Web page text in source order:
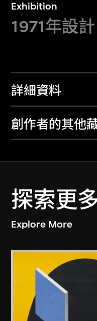
Exhibition
1971年設
詳細資料
創作者的其他
探索更
Explore More